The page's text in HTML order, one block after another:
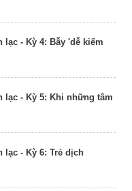
- Kỳ 4: Bẫy 'dễ kiếm
lạc - Kỳ 5: Khi những tâm
lạc - Kỳ 6: Trẻ dịch